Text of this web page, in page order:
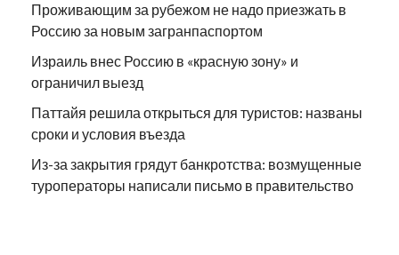
Проживающим за рубежом не надо приезжать в
Россию за новым загранпаспортом
Израиль внес Россию в «красную зону» и
ограничил выезд
Паттайя решила открыться для туристов: названы
сроки и условия въезда
Из-за закрытия грядут банкротства: возмущенные
туроператоры написали письмо в правительство